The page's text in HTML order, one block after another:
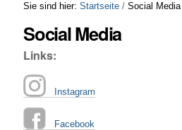
Sie sind hier: Startseite /Social Media
Social Media
Links:
Instagram
Facebook